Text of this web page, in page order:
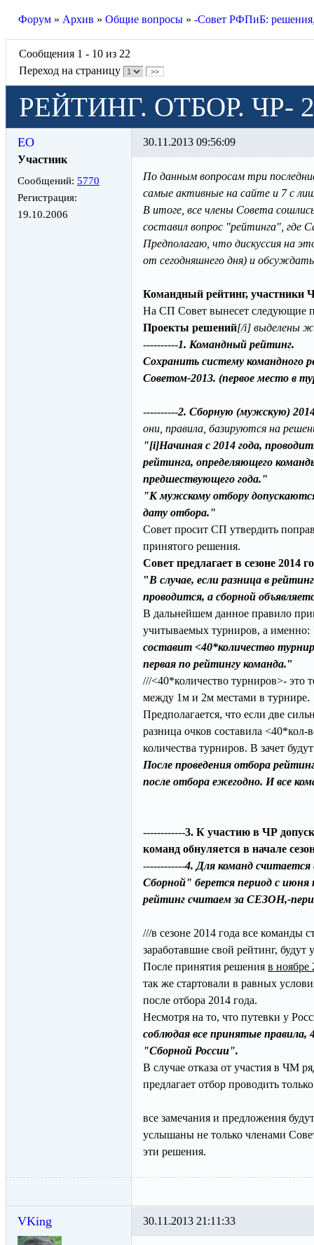
Форум » Архив » Общие вопросы » -Совет РФПиБ:
Сообщения 1 - 10 из 22
Переход на страницу
>>
РЕЙТИНГ. ОТБОР. ЧР-
ЕО
Участник
Сообщений: 5770
Регистрация:
19.10.2006
30.11.2013 09:56:09
По данным вопросам три
самые активные на сайте и 7 с
В итоге, все члены Совета
составил вопрос "рейтинга", где
Предполагаю, что дискуссия на
от сегодняшнего дня) и
Командный рейтинг, участники
На СП Совет вынесет следующие
Проекты решений[/i] выделены
----------1. Командный рейтинг.
Сохранить систему командного
Советом-2013. (первое место в
----------2. Сборную (мужскую)
они, правила, базируются на
"[i]Начиная с 2014 года,
рейтинга, определяющего
предшествующего года."
"К мужскому отбору
дату отбора."
Совет просит СП утвердить
принятого решения.
Совет предлагает в сезоне 2014
"В случае, если разница в
проводится, а сборной
В дальнейшем данное правило
учитываемых турниров, а именно:
составит <40*количество
первая по рейтингу команда."
///<40*количество турниров>- это
между 1м и 2м местами в турнире.
Предполагается, что если две
разница очков составила
количества турниров. В зачет
После проведения отбора
после отбора ежегодно. И все
------------3. К участию в ЧР
команд обнуляется в начале
------------4. Для команд
Сборной" берется период с
рейтинг считаем за СЕЗОН,-
///в сезоне 2014 года все
заработавшие свой рейтинг, будут
После принятия решения в ноябре
так же стартовали в равных
после отбора 2014 года.
Несмотря на то, что путевки у
соблюдая все принятые правила,
"Сборной России".
В случае отказа от участия в ЧМ
предлагает отбор проводить
все замечания и предложения
услышаны не только членами
эти решения.
VKing 30.11.2013 21:11:33